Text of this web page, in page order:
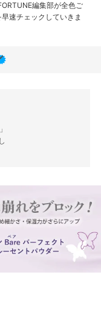
編集部が全色ご
速チェックしていきま